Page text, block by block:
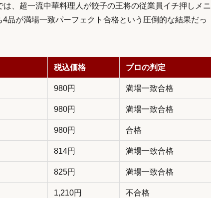
、超一流中華料理人が餃子の王将の従業員イチ押しメニ
品が満場一致パーフェクト合格という圧倒的な結果だっ
税込価格 プロの判定
980円 満場一致合格
980円 満場一致合格
980円 合格
814円 満場一致合格
825円 満場一致合格
1,210円 不合格